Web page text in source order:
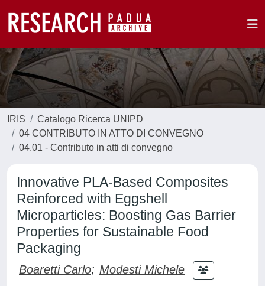
IRIS
Catalogo Ricerca UNIPD
04 CONTRIBUTO IN ATTO DI CONVEGNO
04.01 - Contributo in atti di convegno
Innovative PLA-Based Composites
Reinforced with Eggshell
Microparticles: Boosting Gas Barrier
Properties for Sustainable Food
Packaging
Boaretti Carlo; Modesti Michele